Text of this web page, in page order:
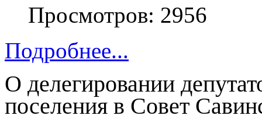
Просмотров: 2956
Подробнее...
О делегировании
поселения в Совет